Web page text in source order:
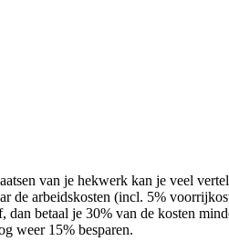
van je hekwerk kan je veel
de arbeidskosten (incl. 5%
betaal je 30% van de kosten
weer 15% besparen.